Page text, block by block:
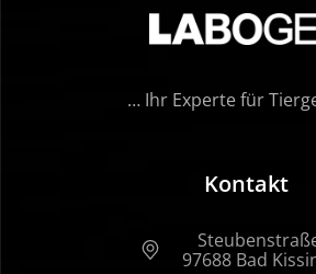
… Ihr Experte für
Kontakt
97688 Bad